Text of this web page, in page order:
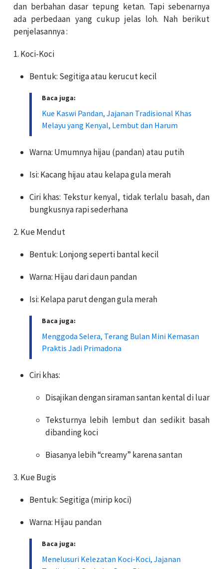
dan berbahan dasar tepung ketan. Tapi sebenarnya
ada perbedaan yang cukup jelas loh. Nah berikut
penjelasannya :
1. Koci-Koci
Bentuk: Segitiga atau kerucut kecil
Baca juga:
Kue Kaswi Pandan, Jajanan Tradisional Khas
Melayu yang Kenyal, Lembut dan Harum
Warna: Umumnya hijau (pandan) atau putih
Isi: Kacang hijau atau kelapa gula merah
Ciri khas: Tekstur kenyal, tidak terlalu basah, dan
bungkusnya rapi sederhana
2. Kue Mendut
Bentuk: Lonjong seperti bantal kecil
Warna: Hijau dari daun pandan
Isi: Kelapa parut dengan gula merah
Baca juga:
Menggoda Selera, Terang Bulan Mini Kemasan
Praktis Jadi Primadona
Ciri khas:
Disajikan dengan siraman santan kental di luar
Teksturnya lebih lembut dan sedikit basah
dibanding koci
Biasanya lebih “creamy” karena santan
3. Kue Bugis
Bentuk: Segitiga (mirip koci)
Warna: Hijau pandan
Baca juga:
Menelusuri Kelezatan Koci-Koci, Jajanan